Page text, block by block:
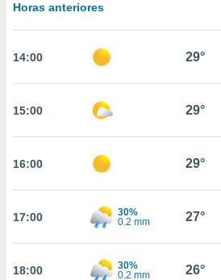
ou
permite-
CONFIGURAÇÕES
Horas anteriores
14:00 29°
15:00 29°
16:00 29°
17:00
30%
0.2 mm
27°
18:00
30%
0.2 mm
26°